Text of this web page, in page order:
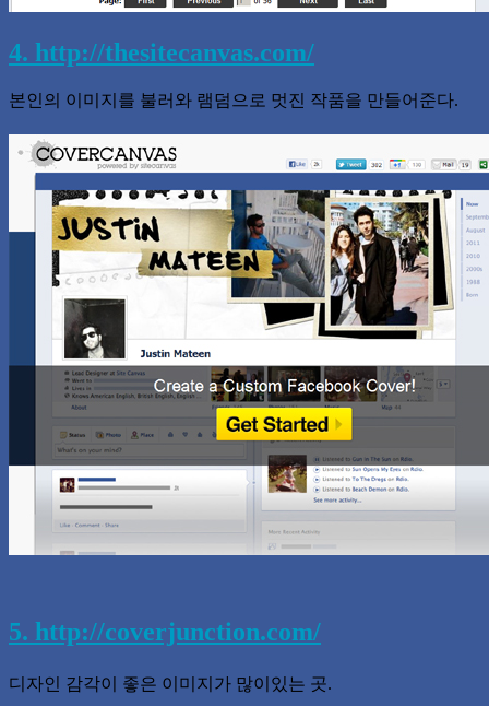
4. http://thesitecanvas.com/
본인의 이미지를 불러와 램덤으로 멋진 작품을 만들어준다.
5. http://coverjunction.com/
디자인 감각이 좋은 이미지가 많이있는 곳.